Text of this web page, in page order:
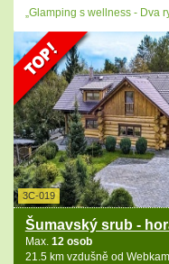
„Glamping s wellness - Dva
3C-019
Šumavský srub -
Max. 12 osob
21.5 km vzdušně od